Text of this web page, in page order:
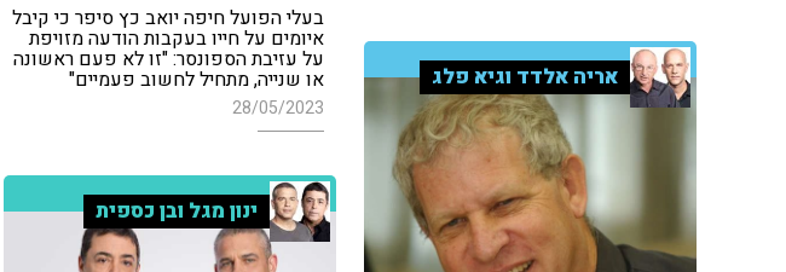
בעלי הפועל חיפה יואב כץ סיפר כי קיבל
איומים על חייו בעקבות הודעה מזויפת
על עזיבת הספונסר: "זו לא פעם ראשונה
או שנייה, מתחיל לחשוב פעמיים"
28/05/2023
אריה אלדד וגיא פלג
ינון מגל ובן כספית